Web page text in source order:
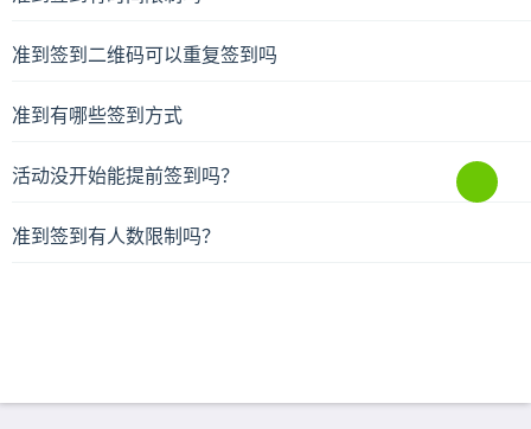
准到签到二维码可以重复签到吗
准到有哪些签到方式
活动没开始能提前签到吗？
准到签到有人数限制吗？